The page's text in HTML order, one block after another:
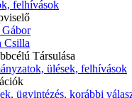
felhívások
Csilla
Társulása
ülések, felhívások
ügyintézés, korábbi